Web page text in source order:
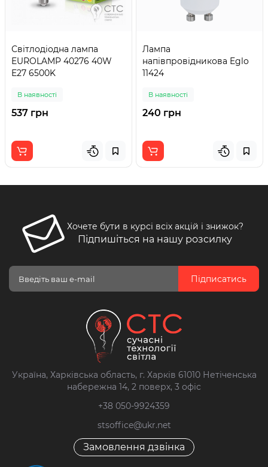
Світлодіодна лампа
EUROLAMP 40276 40W
E27 6500K
В наявності
537 грн
Лампа
напівпровідникова Eglo
11424
В наявності
240 грн
Хочете бути в курсі всіх акцій і знижок?
Підпишіться на нашу розсилку
Підписатись
Україна, Харківська область, г. Харків 61010 Нетіченська
набережна 14, 2 поверх, 3 офіс
+38 050-9924359
stsoffice@ukr.net
Замовлення дзвінка